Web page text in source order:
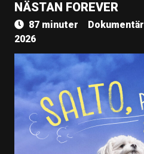
NÄSTAN FOREVER
87 minuter Dokumentär
2026